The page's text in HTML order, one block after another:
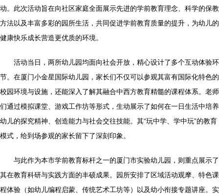
动。此次活动旨在向社区家庭全面展示先进的学前教育理念、科学的保教
方法以及丰富多彩的园所生活，共同促进学前教育质量的提升，为幼儿的
健康快乐成长营造更优质的环境。
活动当日，两所幼儿园均面向社会开放，精心设计了多个互动体验环
节。在厦门小金星国际幼儿园，家长们不仅可以参观其富有国际化特色的
校园环境与设施，还能深入了解其融合中西方教育精髓的课程体系。老师
们通过模拟课堂、游戏工作坊等形式，生动展示了如何在一日生活中培养
幼儿的探究精神、创造能力与社会交往技能。其“玩中学、学中玩”的教育
模式，给到场参观的家长留下了深刻印象。
与此作为本市学前教育标杆之一的厦门市实验幼儿园，则重点展示了
其在教育科研与实践方面的丰硕成果。园所安排了区域活动观摩、特色课
程体验（如幼儿编程启蒙、传统艺术工坊等）以及幼小衔接专题讲座。实